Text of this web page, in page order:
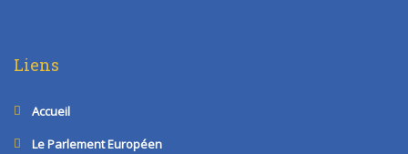
Liens
Accueil
Le Parlement Européen